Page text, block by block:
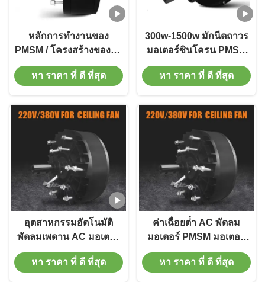
หลักการทํางานของ
PMSM / โครงสร้างของแม่
เหล็กถาวร มอเตอร์ซินโค
รน 40dB
หา ราคา ที่ ดี ที่สุด
300w-1500w มักนีตถาวร
มอเตอร์ซินโครน PMSM
การควบคุมมอเตอร์พัดลม
เพดาน
หา ราคา ที่ ดี ที่สุด
อุตสาหกรรมอัตโนมัติ
พัดลมเพดาน AC มอเตอร์
1.5kw พัดลม PMSM มอเต
อร์บํารุงรักษาต่ํา
หา ราคา ที่ ดี ที่สุด
ค่าเฉื่อยต่ํา AC พัดลม
มอเตอร์ PMSM มอเตอร์
380V ชุดพัดลมทนทาน
หา ราคา ที่ ดี ที่สุด